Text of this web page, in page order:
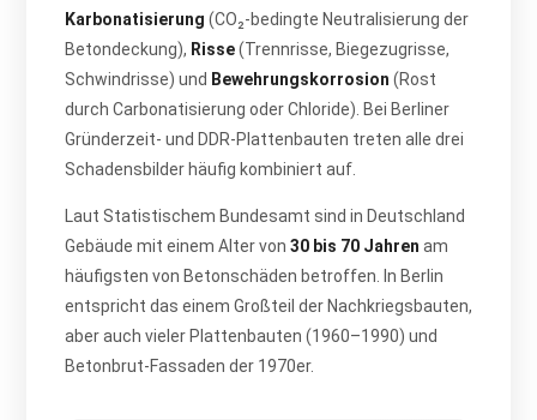
Karbonatisierung (CO₂-bedingte Neutralisierung der
Betondeckung), Risse(Trennrisse, Biegezugrisse,
Schwindrisse) und Bewehrungskorrosion (Rost
durch Carbonatisierung oder Chloride). Bei Berliner
Gründerzeit- und DDR-Plattenbauten treten alle drei
Schadensbilder häufig kombiniert auf.
Laut Statistischem Bundesamt sind in Deutschland
Gebäude mit einem Alter von 30 bis 70 Jahren am
häufigsten von Betonschäden betroffen. In Berlin
entspricht das einem Großteil der Nachkriegsbauten,
aber auch vieler Plattenbauten (1960–1990) und
Betonbrut-Fassaden der 1970er.